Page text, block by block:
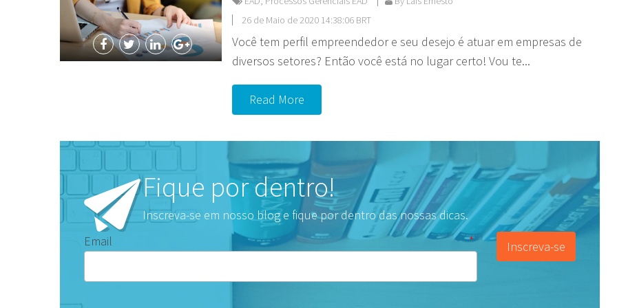
26 de Maio de 2020 14:38:06 BRT
Você tem perfil empreendedor e seu desejo é atuar em empresas de
diversos setores? Então você está no lugar certo! Vou te...
Read More
Fique por dentro!
Inscreva-se em nosso blog e fique por dentro das nossas dicas.
Email
*